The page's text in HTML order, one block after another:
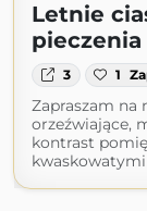
Letnie
pieczenia
3 1
Zapraszam na
orzeźwiające,
kontrast
kwaskowatymi